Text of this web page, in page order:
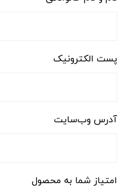
پست الکترونیک
آدرس وب‌سایت
امتیاز شما به محصول